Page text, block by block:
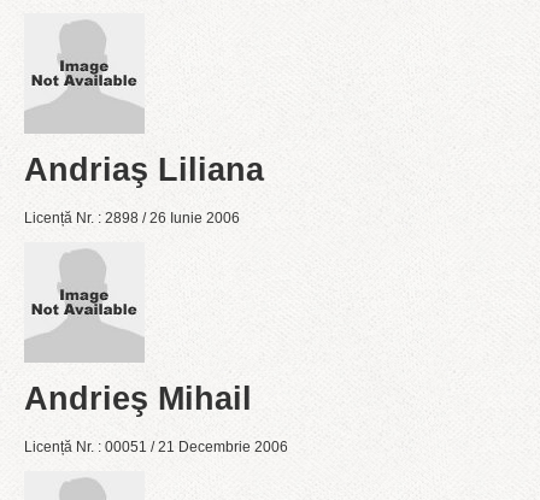
Andriaş Liliana
Licență Nr. : 2898 / 26 Iunie 2006
Andrieş Mihail
Licență Nr. : 00051 / 21 Decembrie 2006